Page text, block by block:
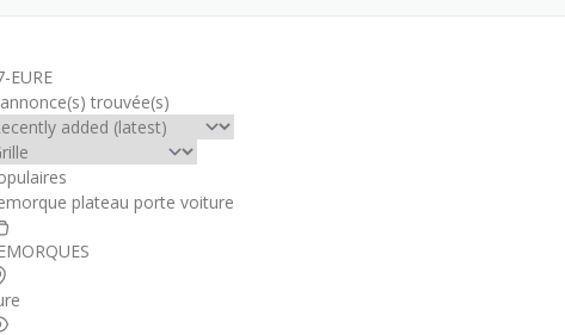
EURE
trouvée(s)
plateau porte voiture